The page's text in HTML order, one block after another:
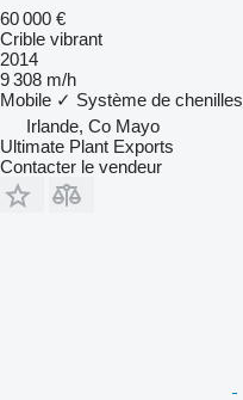
60 000 €
Crible vibrant
2014
9 308 m/h
Mobile ✓ Système de chenilles
Irlande, Co Mayo
Ultimate Plant Exports
Contacter le vendeur